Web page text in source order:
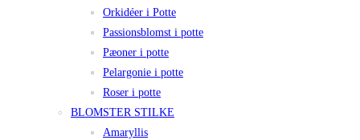
Orkidéer i Potte
Passionsblomst i potte
Pæoner i potte
Pelargonie i potte
Roser i potte
BLOMSTER STILKE
Amaryllis